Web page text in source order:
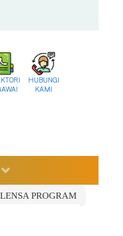
HUBUNGI
KAMI
LENSA PROGRAM